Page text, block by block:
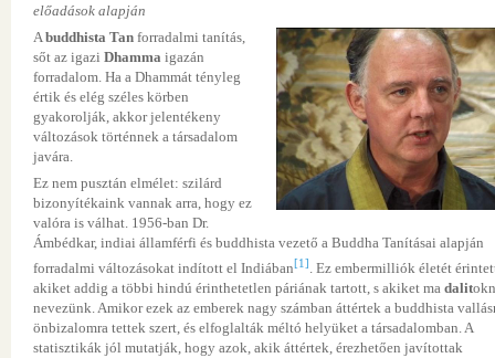
előadások alapján
Abuddhista Tan forradalmi tanítás,
sőt az igazi Dhamma igazán
forradalom. Ha a Dhammát tényleg
értik és elég széles körben
gyakorolják, akkor jelentékeny
változások történnek a társadalom
javára.
Ez nem pusztán elmélet: szilárd
bizonyítékaink vannak arra, hogy ez
valóra is válhat. 1956-ban Dr.
Ámbédkar, indiai államférfi és buddhista vezető a Buddha Tanításai alapján
forradalmi változásokat indított el Indiában[1]. Ez embermilliók életét
akiket addig a többi hindú érinthetetlen páriának tartott, s akiket ma dalit
nevezünk. Amikor ezek az emberek nagy számban áttértek a buddhista
önbizalomra tettek szert, és elfoglalták méltó helyüket a társadalomban. A
statisztikák jól mutatják, hogy azok, akik áttértek, érezhetően javítottak